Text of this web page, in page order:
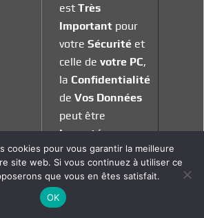
estTrès
Important pour
votreSécurité et
celle devotre PC,
la Confidentialité
deVos Données
peut être
Impactée.
Des
Ralentissements
Peuvent
Apparaîtrent
cookies pour vous garantir la meilleure
site web. Si vous continuez à utiliser ce
que vous en êtes satisfait.
OK